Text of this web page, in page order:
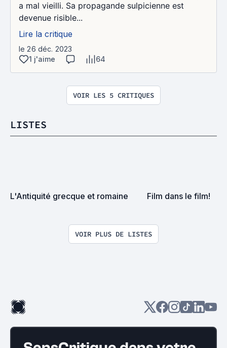
a mal vieilli. Sa propagande sulpicienne est
devenue risible...
Lire la critique
le 26 déc. 2023
1 j'aime
64
VOIR LES 5 CRITIQUES
LISTES
L'Antiquité grecque et romaine Film dans le film!
VOIR PLUS DE LISTES